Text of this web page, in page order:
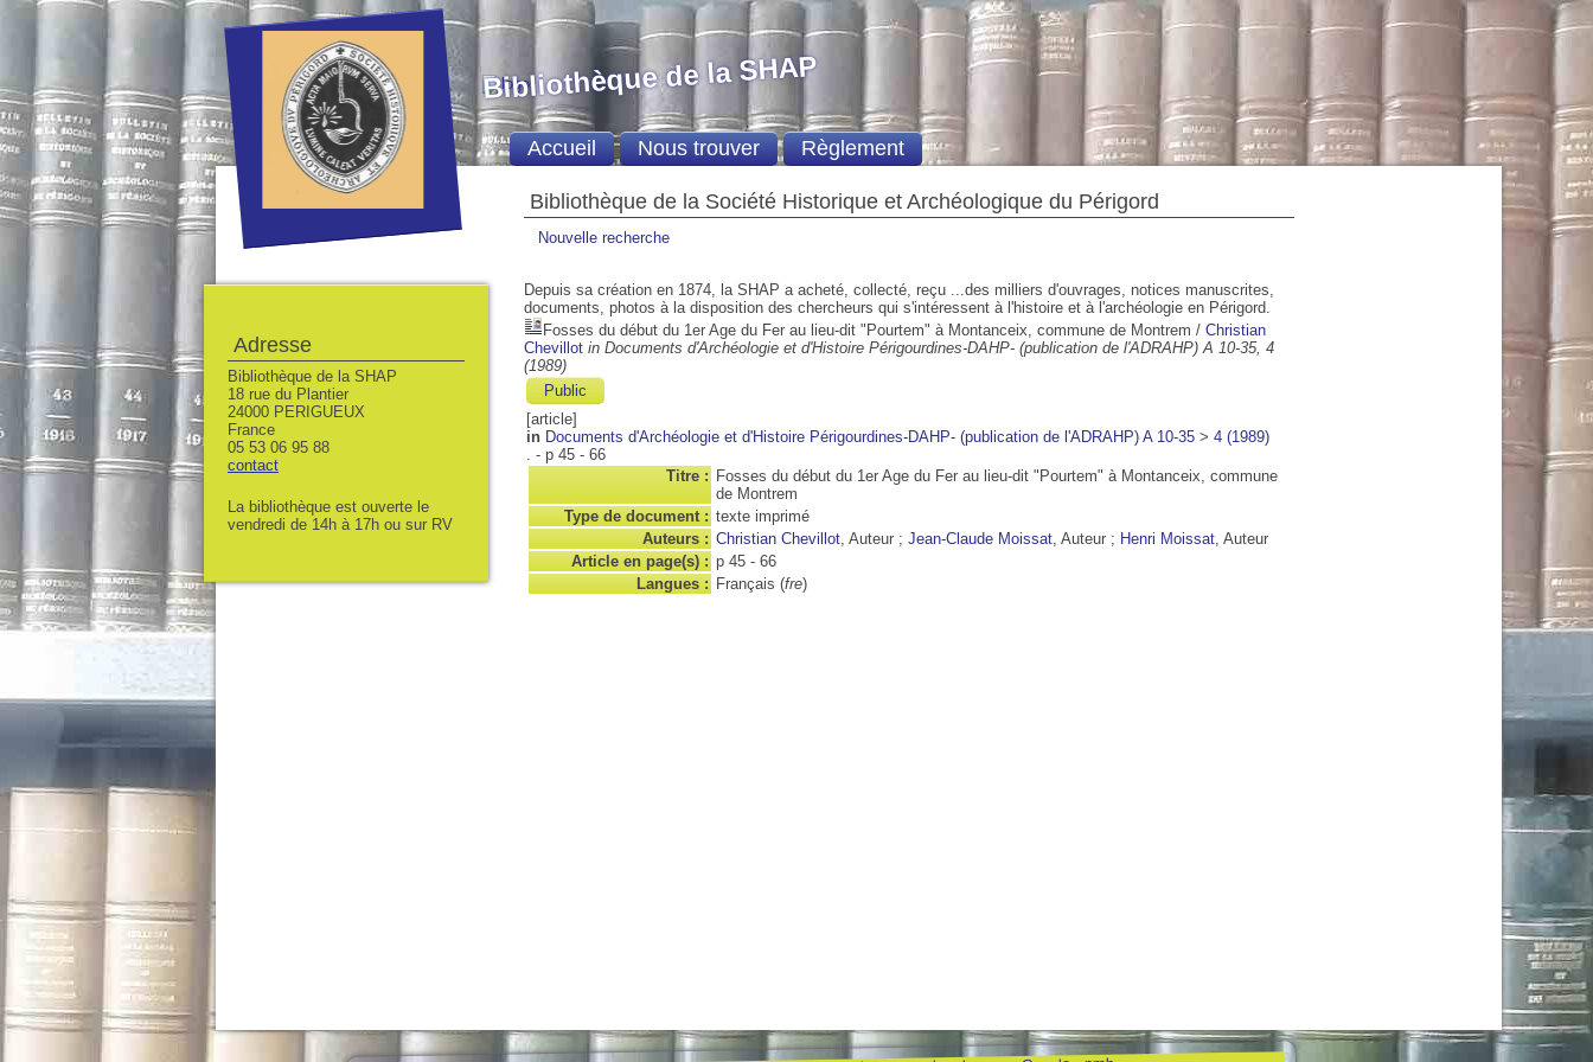
Bibliothèque de la Société Historique et Archéologique du Périgord
Nouvelle recherche
Depuis sa création en 1874, la SHAP a acheté, collecté, reçu ...des milliers d'ouvrages, notices manuscrites,
documents, photos à la disposition des chercheurs qui s'intéressent à l'histoire et à l'archéologie en Périgord.
Fosses du début du 1er Age du Fer au lieu-dit "Pourtem" à Montanceix, commune de Montrem / Christian
Chevillot in Documents d'Archéologie et d'Histoire Périgourdines-DAHP- (publication de l'ADRAHP) A 10-35, 4
(1989)
Public
[article]
in Documents d'Archéologie et d'Histoire Périgourdines-DAHP- (publication de l'ADRAHP) A 10-35 > 4 (1989)
. - p 45 - 66
Titre : Fosses du début du 1er Age du Fer au lieu-dit "Pourtem" à Montanceix, commune
de Montrem
Type de document : texte imprimé
Auteurs : Christian Chevillot, Auteur ; Jean-Claude Moissat, Auteur ; Henri Moissat, Auteur
Article en page(s) : p 45 - 66
Langues : Français (fre)
Bibliothèque de la SHAP
Accueil Nous trouver Règlement
Adresse
Bibliothèque de la SHAP
18 rue du Plantier
24000 PERIGUEUX
France
05 53 06 95 88
contact
La bibliothèque est ouverte le
vendredi de 14h à 17h ou sur RV